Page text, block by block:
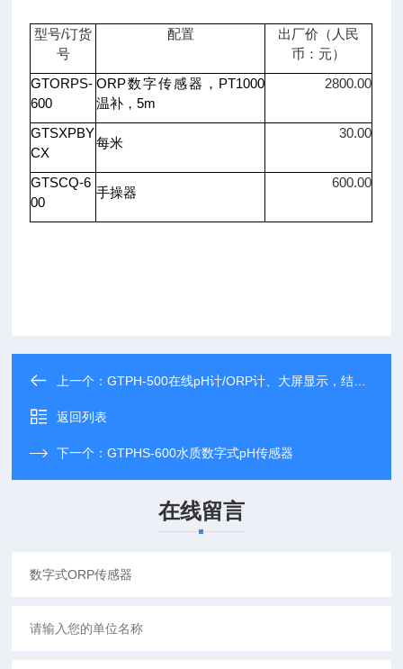
型号/订货
号
配置
出厂价（人民
币：元）
GTORPS-
600
ORP数字传感器， PT1000
温补，5m
2800.00
GTSXPBY
CX
每米
30.00
GTSCQ-6
00
手操器
600.00
上一个：GTPH-500在线pH计/ORP计、大屏显示，结果一目了然
返回列表
下一个：GTPHS-600水质数字式pH传感器
在线留言